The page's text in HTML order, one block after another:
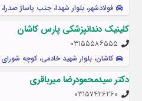
فولادشهر، بلوار شهدا، جنب پاساژ
کلینیک دندانپزشکی پارس کاشان
۰۳۱۵۵۵۸۶۵۵۵
کاشان، بلوار شهید خادمی، کوچه
دکتر سیدمحمودرضا میرباقری
03157426260